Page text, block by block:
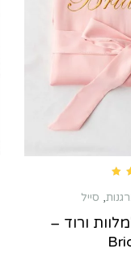
, סייל
ורוד –